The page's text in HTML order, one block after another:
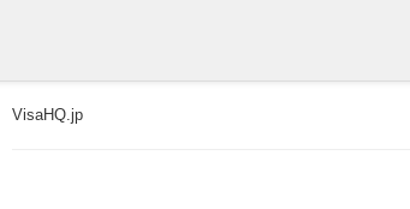
VisaHQ.jp